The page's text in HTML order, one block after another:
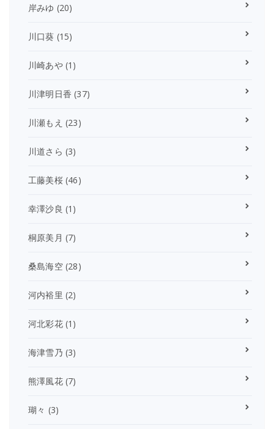
岸みゆ (20)
川口葵 (15)
川崎あや(1)
川津明日香 (37)
川瀬もえ (23)
川道さら (3)
工藤美桜(46)
幸澤沙良 (1)
桐原美月 (7)
桑島海空(28)
河内裕里 (2)
河北彩花(1)
海津雪乃 (3)
熊澤風花(7)
瑚々 (3)